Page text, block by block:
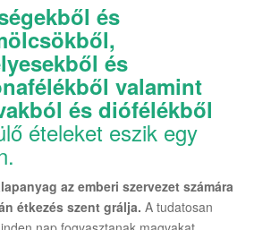
és
és
valamint
és diófélékből
ételeket eszik egy
az emberi szervezet számára
étkezés szent grálja. A tudatosan